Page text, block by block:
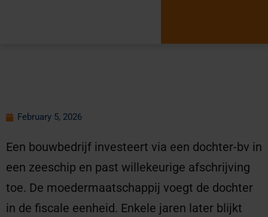
February 5, 2026
Een bouwbedrijf investeert via een dochter-bv in
een zeeschip en past willekeurige afschrijving
toe. De moedermaatschappij voegt de dochter
in de fiscale eenheid. Enkele jaren later blijkt